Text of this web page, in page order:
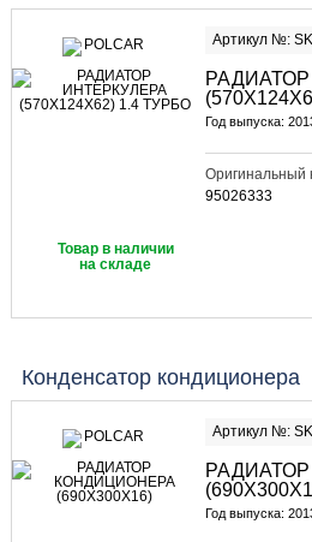
Артикул №:
Год выпуска:
Оригинальный
95026333
Товар в наличии
на складе
Конденсатор кондиционера
Артикул №:
Год выпуска: